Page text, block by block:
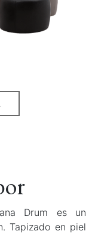
Drum es un
Tapizado en piel